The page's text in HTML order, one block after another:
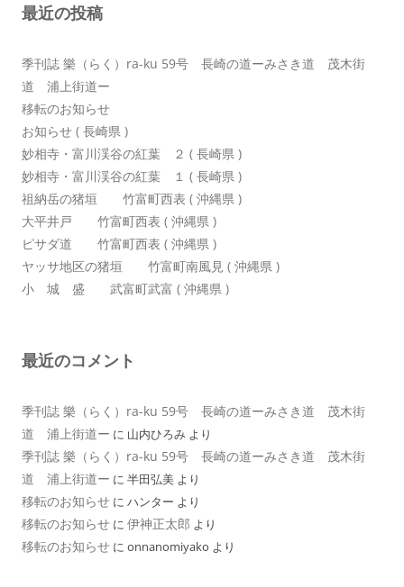
ョ
最近の投稿
季刊誌 樂（らく）ra-ku 59号 長崎の道ーみさき道 茂木街
道 浦上街道ー
移転のお知らせ
お知らせ ( 長崎県 )
妙相寺・富川渓谷の紅葉 ２ ( 長崎県 )
妙相寺・富川渓谷の紅葉 １ ( 長崎県 )
祖納岳の猪垣 竹富町西表 ( 沖縄県 )
大平井戸 竹富町西表 ( 沖縄県 )
ピサダ道 竹富町西表 ( 沖縄県 )
ヤッサ地区の猪垣 竹富町南風見 ( 沖縄県 )
小 城 盛 武富町武富 ( 沖縄県 )
最近のコメント
季刊誌 樂（らく）ra-ku 59号 長崎の道ーみさき道 茂木街
道 浦上街道ー に 山内ひろみ より
季刊誌 樂（らく）ra-ku 59号 長崎の道ーみさき道 茂木街
道 浦上街道ー に 半田弘美 より
移転のお知らせ に ハンター より
移転のお知らせ に 伊神正太郎 より
移転のお知らせ に onnanomiyako より